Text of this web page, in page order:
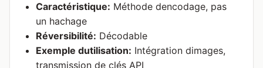
Caractéristique: Méthode dencodage, pas
un hachage
Réversibilité: Décodable
Exemple dutilisation: Intégration dimages,
transmission de clés API